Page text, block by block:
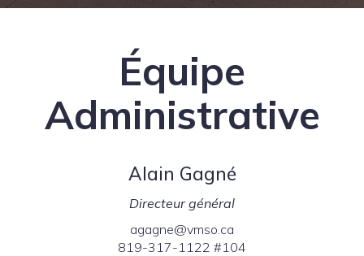
Équipe
Administrative
Alain Gagné
Directeur général
agagne@vmso.ca
819-317-1122 #104